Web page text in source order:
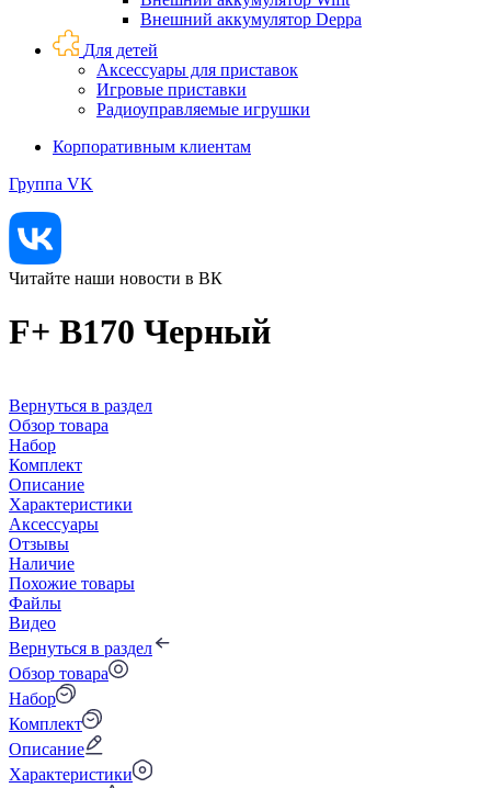
Внешний аккумулятор Deppa
Для детей
Аксессуары для приставок
Игровые приставки
Радиоуправляемые игрушки
Корпоративным клиентам
Группа VK
Читайте наши новости в ВК
F+ B170 Черный
Вернуться в раздел
Обзор товара
Набор
Комплект
Описание
Характеристики
Аксессуары
Отзывы
Наличие
Похожие товары
Файлы
Видео
Вернуться в раздел
Обзор товара
Набор
Комплект
Описание
Характеристики